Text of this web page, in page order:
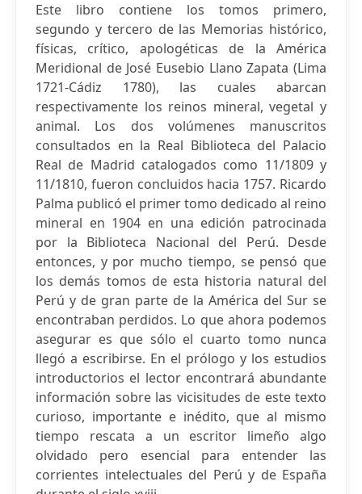
Este libro contiene los tomos primero,
segundo y tercero de las Memorias histórico,
físicas, crítico, apologéticas de la América
Meridional de José Eusebio Llano Zapata (Lima
1721-Cádiz 1780), las cuales abarcan
respectivamente los reinos mineral, vegetal y
animal. Los dos volúmenes manuscritos
consultados en la Real Biblioteca del Palacio
Real de Madrid catalogados como 11/1809 y
11/1810, fueron concluidos hacia 1757. Ricardo
Palma publicó el primer tomo dedicado al reino
mineral en 1904 en una edición patrocinada
por la Biblioteca Nacional del Perú. Desde
entonces, y por mucho tiempo, se pensó que
los demás tomos de esta historia natural del
Perú y de gran parte de la América del Sur se
encontraban perdidos. Lo que ahora podemos
asegurar es que sólo el cuarto tomo nunca
llegó a escribirse. En el prólogo y los estudios
introductorios el lector encontrará abundante
información sobre las vicisitudes de este texto
curioso, importante e inédito, que al mismo
tiempo rescata a un escritor limeño algo
olvidado pero esencial para entender las
corrientes intelectuales del Perú y de España